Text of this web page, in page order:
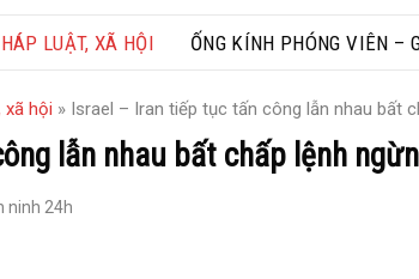
LUẬT, XÃ HỘI ỐNG KÍNH PHÓNG VIÊN –
xã hội » Israel – Iran tiếp tục tấn công lẫn nhau bất
lẫn nhau bất chấp lệnh
ninh 24h